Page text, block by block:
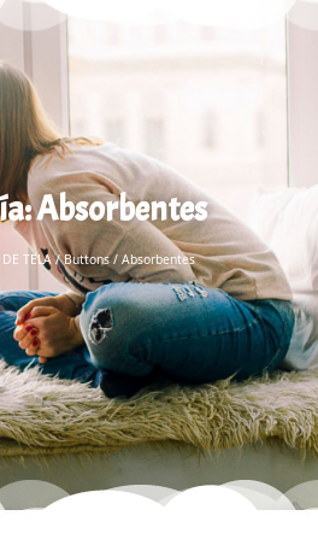
Absorbentes
DE TELA/Buttons/ Absorbentes